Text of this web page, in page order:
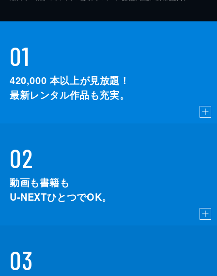
01
420,000 本以上が見放題！
最新レンタル作品も充実。
02
動画も書籍も
U-NEXTひとつでOK。
03